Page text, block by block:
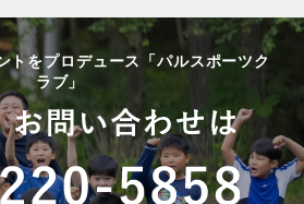
トをプロデュース「パルスポーツク
ラブ」